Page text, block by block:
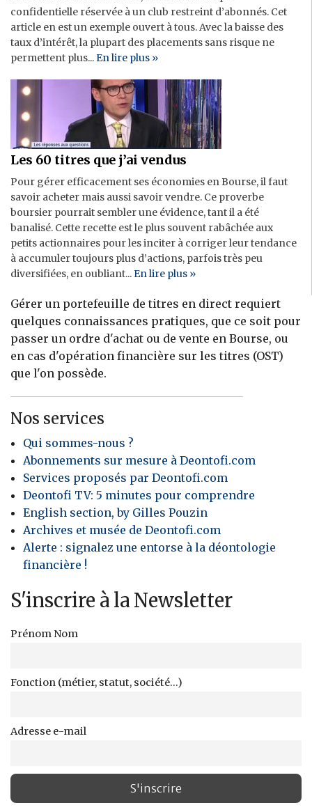
confidentielle réservée à un club restreint d’abonnés. Cet
article en est un exemple ouvert à tous. Avec la baisse des
taux d’intérêt, la plupart des placements sans risque ne
permettent plus...En lire plus »
Les 60 titres que j’ai vendus
Pour gérer efficacement ses économies en Bourse, il faut
savoir acheter mais aussi savoir vendre. Ce proverbe
boursier pourrait sembler une évidence, tant il a été
banalisé. Cette recette est le plus souvent rabâchée aux
petits actionnaires pour les inciter à corriger leur tendance
à accumuler toujours plus d’actions, parfois très peu
diversifiées, en oubliant...En lire plus »
Gérer un portefeuille de titres en direct requiert
quelques connaissances pratiques, que ce soit pour
passer un ordre d'achat ou de vente en Bourse, ou
en cas d'opération financière sur les titres (OST)
que l'on possède.
Nos services
Qui sommes-nous ?
Abonnements sur mesure à Deontofi.com
Services proposés par Deontofi.com
Deontofi TV: 5 minutes pour comprendre
English section, by Gilles Pouzin
Archives et musée de Deontofi.com
Alerte : signalez une entorse à la déontologie
financière !
S'inscrire à la Newsletter
Prénom Nom
Fonction (métier, statut, société...)
Adresse e-mail